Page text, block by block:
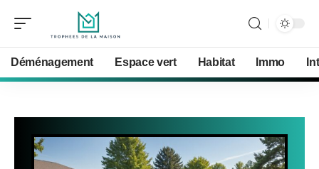
Déménagement Espace vert Habitat Immo